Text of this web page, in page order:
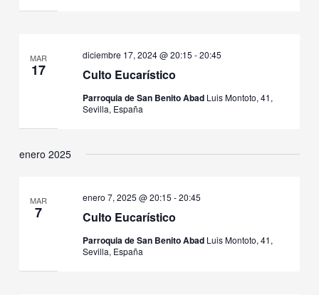
MAR
17 Culto Eucarístico
diciembre 17, 2024 @ 20:15 -20:45
Parroquia de San Benito Abad Luis Montoto, 41,
Sevilla, España
enero 2025
MAR
7 Culto Eucarístico
enero 7, 2025 @ 20:15 -20:45
Parroquia de San Benito Abad Luis Montoto, 41,
Sevilla, España